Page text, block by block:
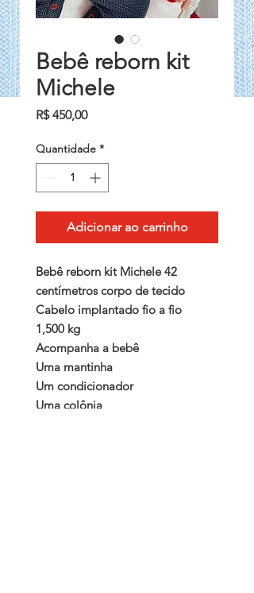
Bebê reborn kit
Michele
R$ 450,00Preço
Quantidade *
Adicionar ao carrinho
Bebê reborn kit Michele 42
centímetros corpo de tecido
Cabelo implantado fio a fio
1,500 kg
Acompanha a bebê
Uma mantinha
Um condicionador
Uma colônia